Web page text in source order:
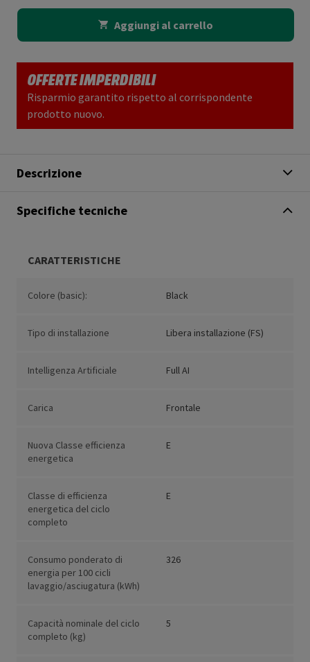
Aggiungi al carrello
OFFERTE IMPERDIBILI
Risparmio garantito rispetto al corrispondente
prodotto nuovo.
Descrizione
Specifiche tecniche
CARATTERISTICHE
Colore (basic): Black
Tipo di installazione Libera installazione (FS)
Intelligenza Artificiale Full AI
Carica Frontale
Nuova Classe efficienza
energetica
E
Classe di efficienza
energetica del ciclo
completo
E
Consumo ponderato di
energia per 100 cicli
lavaggio/asciugatura (kWh)
326
Capacità nominale del ciclo
completo (kg)
5